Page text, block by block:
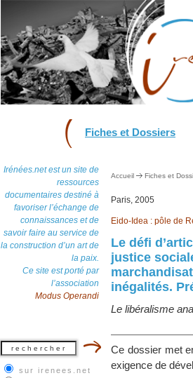
Fiches et Dossiers
Irénées.net est un site de
ressources
documentaires destiné à
favoriser l’échange de
connaissances et de
savoir faire au service de
la construction d’un art de
la paix.
Ce site est porté par
l’association
Modus Operandi
sur irenees.net
Accueil Fiches et
Paris, 2005
Eido-Idea : pôle de
Le défi
justice
inégalités.
Le libéralisme
Ce dossier met
exigence de